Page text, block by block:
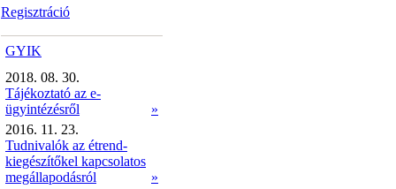
Regisztráció
GYIK
2018. 08. 30.
Tájékoztató az e-
ügyintézésről
»
2016. 11. 23.
Tudnivalók az étrend-
kiegészítőkel kapcsolatos
megállapodásról
»